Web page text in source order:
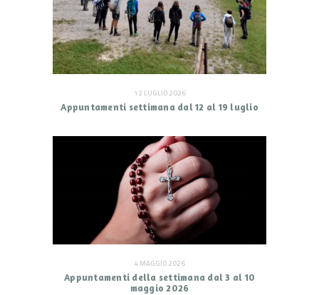
12 LUGLIO 2026
Appuntamenti settimana dal 12 al 19 luglio
4 MAGGIO 2026
Appuntamenti della settimana dal 3 al 10
maggio 2026